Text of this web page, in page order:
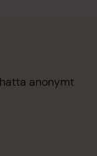
anonymt